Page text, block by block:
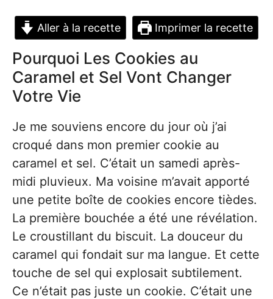
Aller à la recette Imprimer la recette
Pourquoi Les Cookies au
Caramel et Sel Vont Changer
Votre Vie
Je me souviens encore du jour où j’ai
croqué dans mon premier cookie au
caramel et sel. C’était un samedi après-
midi pluvieux. Ma voisine m’avait apporté
une petite boîte de cookies encore tièdes.
La première bouchée a été une révélation.
Le croustillant du biscuit. La douceur du
caramel qui fondait sur ma langue. Et cette
touche de sel qui explosait subtilement.
Ce n’était pas juste un cookie. C’était une